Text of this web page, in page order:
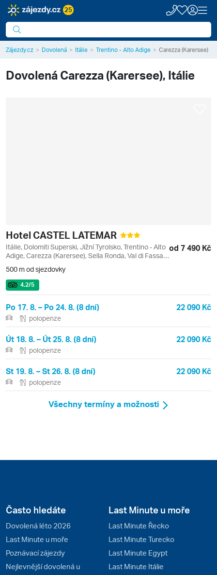
25
Zájezdy.cz Dovolená Itálie Trentino - Alto Adige Carezza (Karersee)
Dovolená Carezza (Karersee), Itálie
Hotel CASTEL LATEMAR
Itálie, Dolomiti Superski, Jižní Tyrolsko, Trentino - Alto
Adige, Carezza (Karersee), Sella Ronda, Val di Fassa e
od 7 490 Kč
500 m od sjezdovky
4.2/5
Po 17. 8. – Po 24. 8. (8 dní) 22 090 Kč
polopenze
Út 18. 8. – Út 25. 8. (8 dní) 22 090 Kč
polopenze
St 19. 8. – St 26. 8. (8 dní) 22 090 Kč
polopenze
Všechny termíny a možnosti
Často hledáte
Dovolená léto 2026
Last Minute u moře
Poznávací zájezdy
Nejlevnější dovolená u
Last Minute u moře
Last Minute Řecko
Last Minute Turecko
Last Minute Egypt
Last Minute Itálie